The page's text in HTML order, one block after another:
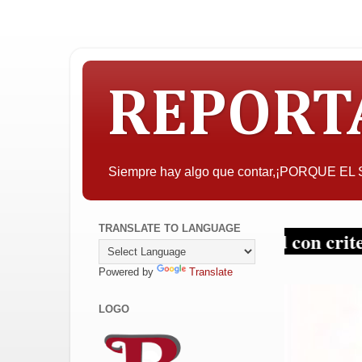
Siempre hay algo que contar,¡PORQUE
interesar, la objetividad con criterio y sin
TRANSLATE TO LANGUAGE
Powered by Translate
LOGO